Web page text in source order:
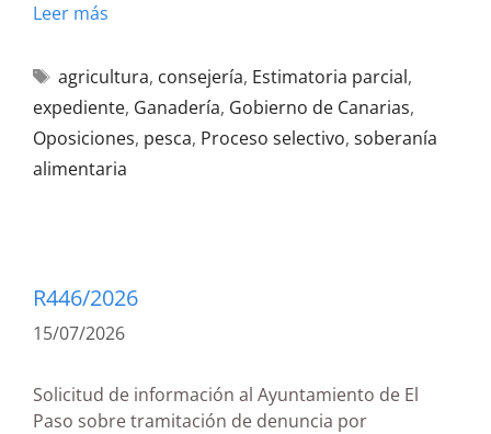
Leer más
agricultura, consejería, Estimatoria parcial,
expediente, Ganadería, Gobierno de Canarias,
Oposiciones, pesca, Proceso selectivo, soberanía
alimentaria
R446/2026
15/07/2026
Solicitud de información al Ayuntamiento de El
Paso sobre tramitación de denuncia por